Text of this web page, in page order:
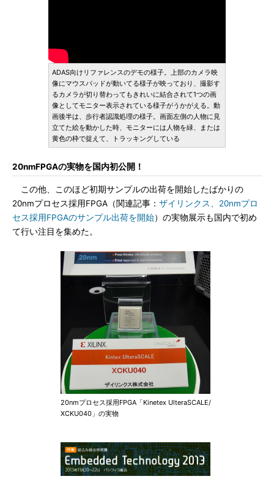
ADAS向けリファレンスのデモの様子。上部のカメラ映
像にマウスパッドが動いてる様子が映っており、撮影す
るカメラが切り替わってもきれいに結合されて1つの画
像としてモニター表示されている様子がうかがえる。動
画後半は、歩行者認識処理の様子。画面左側の人物に見
立てた絵を動かした時、モニターには人物を緑、または
黄色の枠で捉えて、トラッキングしている
20nmFPGAの実物を国内初公開！
この他、このほど初期サンプルの出荷を開始したばかりの
20nmプロセス採用FPGA（関連記事： ザイリンクス、20nmプロ
セス採用FPGAのサンプル出荷を開始）の実物展示も国内で初め
て行い注目を集めた。
20nmプロセス採用FPGA「Kinetex UlteraSCALE/
XCKU040」の実物